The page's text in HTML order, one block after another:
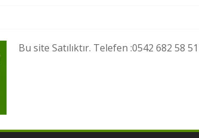
Bu site Satılıktır. Telefen :0542 682 58 51